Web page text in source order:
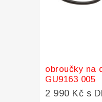
obroučky na
GU9163 005
2 990 Kč s